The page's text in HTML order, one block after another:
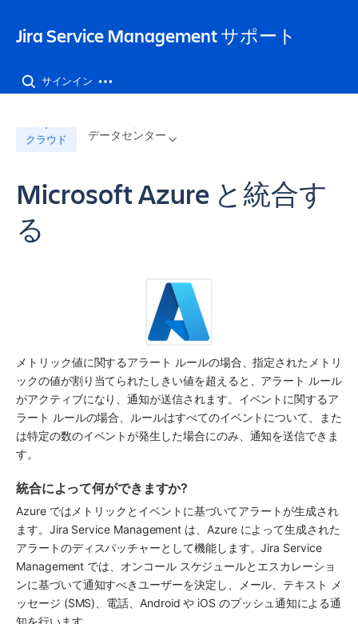
Jira Service Management サポート
サインイン
クラウド データセンター
Microsoft Azure と統合す
る
メトリック値に関するアラート ルールの場合、指定されたメトリ
ックの値が割り当てられたしきい値を超えると、アラート ルール
がアクティブになり、通知が送信されます。イベントに関するア
ラート ルールの場合、ルールはすべてのイベントについて、また
は特定の数のイベントが発生した場合にのみ、通知を送信できま
す。
​統合によって何ができますか?
Azure ではメトリックとイベントに基づいてアラートが生成され
ます。Jira Service Management は、Azure によって生成された
アラートのディスパッチャーとして機能します。Jira Service
Management では、オンコール スケジュールとエスカレーショ
ンに基づいて通知すべきユーザーを決定し、メール、テキスト メ
ッセージ (SMS)、電話、Android や iOS のプッシュ通知による通
知を行います。